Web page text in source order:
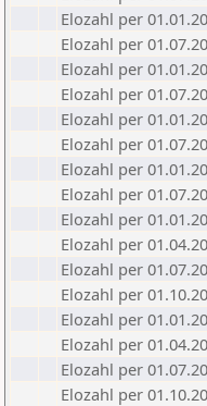
Elozahl per
Elozahl per
Elozahl per
Elozahl per
Elozahl per
Elozahl per
Elozahl per
Elozahl per
Elozahl per
Elozahl per
Elozahl per
Elozahl per
Elozahl per
Elozahl per
Elozahl per
Elozahl per